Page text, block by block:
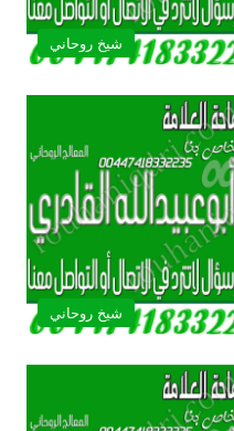
شيخ روحاني
شيخ روحاني